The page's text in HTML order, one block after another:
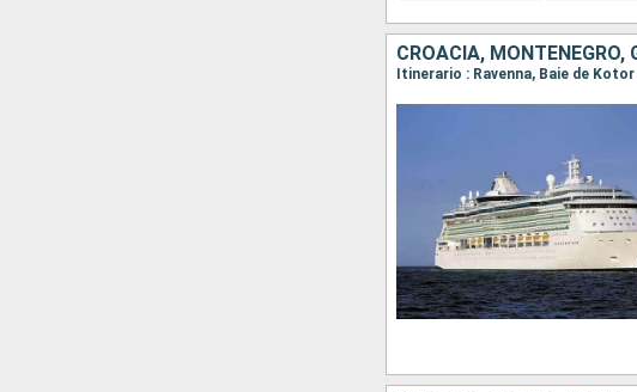
CROACIA, MONTENEGRO,
Itinerario : Ravenna, Baie de